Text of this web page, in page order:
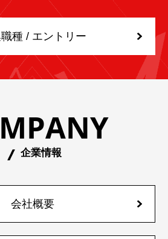
種 / エントリー
企業情報
会社概要